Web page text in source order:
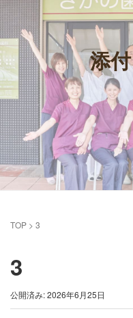
添
TOP > 3
3
公開済み: 2026年6月25日